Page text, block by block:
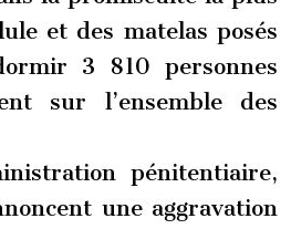
et des matelas posés
3 810 personnes
sur l’ensemble des
pénitentiaire,
une aggravation